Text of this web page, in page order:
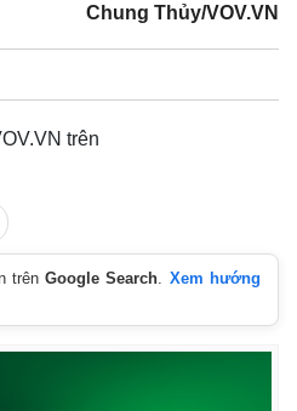
Chung Thủy/VOV.VN
trên
trênGoogle Search. Xem hướng